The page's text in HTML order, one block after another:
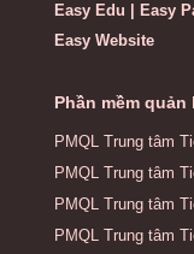
Easy Edu | Easy
Easy Website
Phần mềm quản
PMQL Trung tâm
PMQL Trung tâm
PMQL Trung tâm
PMQL Trung tâm